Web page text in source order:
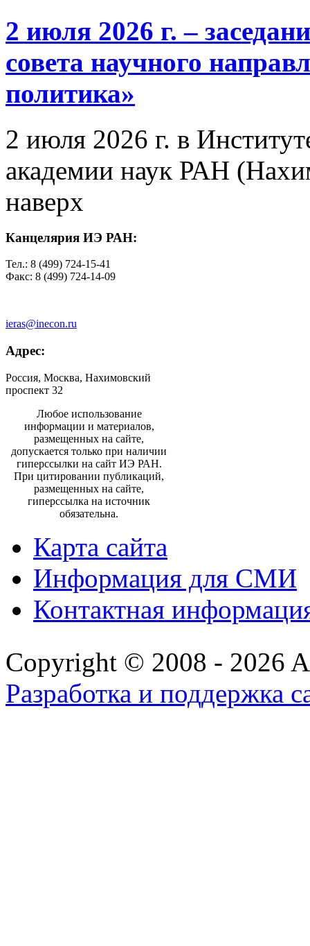
2 июля 2026 г. –
совета научного
политика»
2 июля 2026 г. в
академии наук РАН
наверх
Канцелярия ИЭ РАН:
Тел.: 8 (499) 724-15-41
Факс: 8 (499) 724-14-09
ieras@inecon.ru
Адрес:
Россия, Москва, Нахимовский
проспект 32
Любое использование
информации и материалов,
размещенных на сайте,
допускается только при наличии
гиперссылки на сайт ИЭ РАН.
При цитировании публикаций,
размещенных на сайте,
гиперссылка на источник
обязательна.
Карта сайта
Информация для СМИ
Контактная
Copyright © 2008 - 2026
Разработка и поддержка